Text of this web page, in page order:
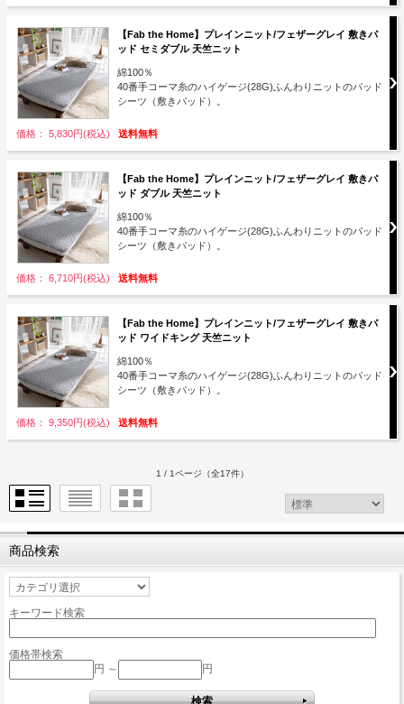
【Fab the Home】プレインニット/フェザーグレイ 敷きパ
ッド セミダブル 天竺ニット
綿100％
40番手コーマ糸のハイゲージ(28G)ふんわりニットのパッド
シーツ（敷きパッド）。
価格： 5,830円(税込) 送料無料
【Fab the Home】プレインニット/フェザーグレイ 敷きパ
ッド ダブル 天竺ニット
綿100％
40番手コーマ糸のハイゲージ(28G)ふんわりニットのパッド
シーツ（敷きパッド）。
価格： 6,710円(税込) 送料無料
【Fab the Home】プレインニット/フェザーグレイ 敷きパ
ッド ワイドキング 天竺ニット
綿100％
40番手コーマ糸のハイゲージ(28G)ふんわりニットのパッド
シーツ（敷きパッド）。
価格： 9,350円(税込) 送料無料
1 / 1ページ （全17件）
商品検索
キーワード検索
価格帯検索
円 ～
円